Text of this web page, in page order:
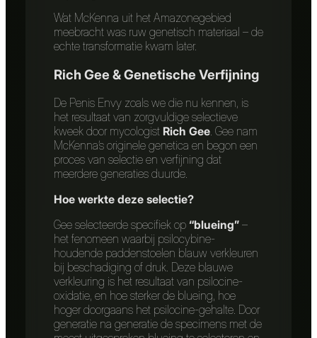
Wat McKenna uit het Amazonegebied
meebracht was ruw genetisch materiaal – de
echte transformatie kwam later.
Rich Gee & Genetische Verfijning
De Penis Envy zoals we die nu kennen, is
het resultaat van zorgvuldige selectieve
kweek door mycologist Rich Gee. Gee nam
McKenna’s originele genetica en begon een
proces van selectie en verfijning dat
meerdere generaties duurde.
Hoe werkte deze selectie?
Gee selecteerde specifiek op “blueing” –
het fenomeen waarbij psilocybine-
houdende paddenstoelen blauw verkleuren
bij beschadiging of druk. Deze blauwe
verkleuring is het resultaat van psilocine-
oxidatie, en hoe sterker de blueing, hoe
hoger doorgaans het psilocine-gehalte. Door
generatie na generatie de specimens met de